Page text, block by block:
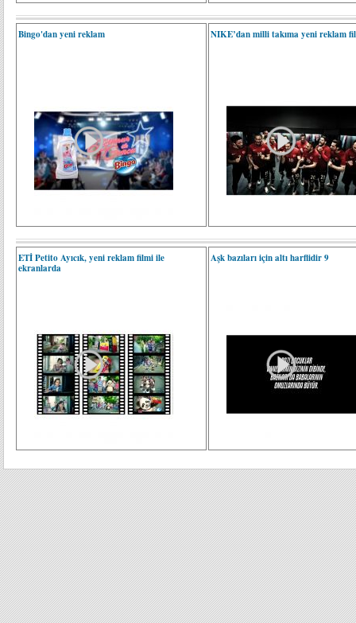
Bingo'dan yeni reklam NIKE’dan milli takıma yeni reklam
ETİ Petito Ayıcık, yeni reklam filmi ile
ekranlarda
Aşk bazıları için altı harflidir 9